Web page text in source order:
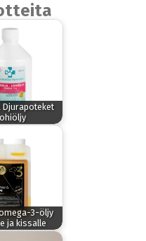
Djurapoteket
3-öljy
ja kissalle